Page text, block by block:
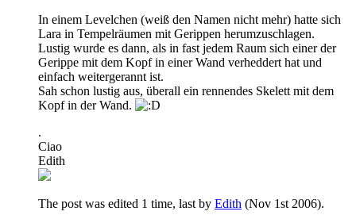
In einem Levelchen (weiß den Namen nicht mehr) hatte sich
Lara in Tempelräumen mit Gerippen herumzuschlagen.
Lustig wurde es dann, als in fast jedem Raum sich einer der
Gerippe mit dem Kopf in einer Wand verheddert hat und
einfach weitergerannt ist.
Sah schon lustig aus, überall ein rennendes Skelett mit dem
Kopf in der Wand.
.
Ciao
Edith
The post was edited 1 time, last by Edith (Nov 1st 2006).